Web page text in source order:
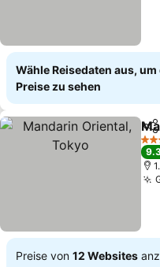
Wähle Reisedaten aus,
Preise zu sehen
5
Preise von 12 Websites